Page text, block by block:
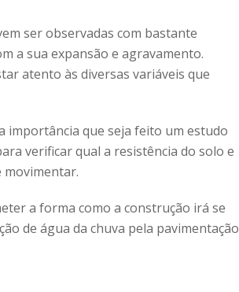
ser observadas com bastante
a sua expansão e agravamento.
atento às diversas variáveis que
importância que seja feito um estudo
verificar qual a resistência do solo e
movimentar.
a forma como a construção irá se
de água da chuva pela pavimentação